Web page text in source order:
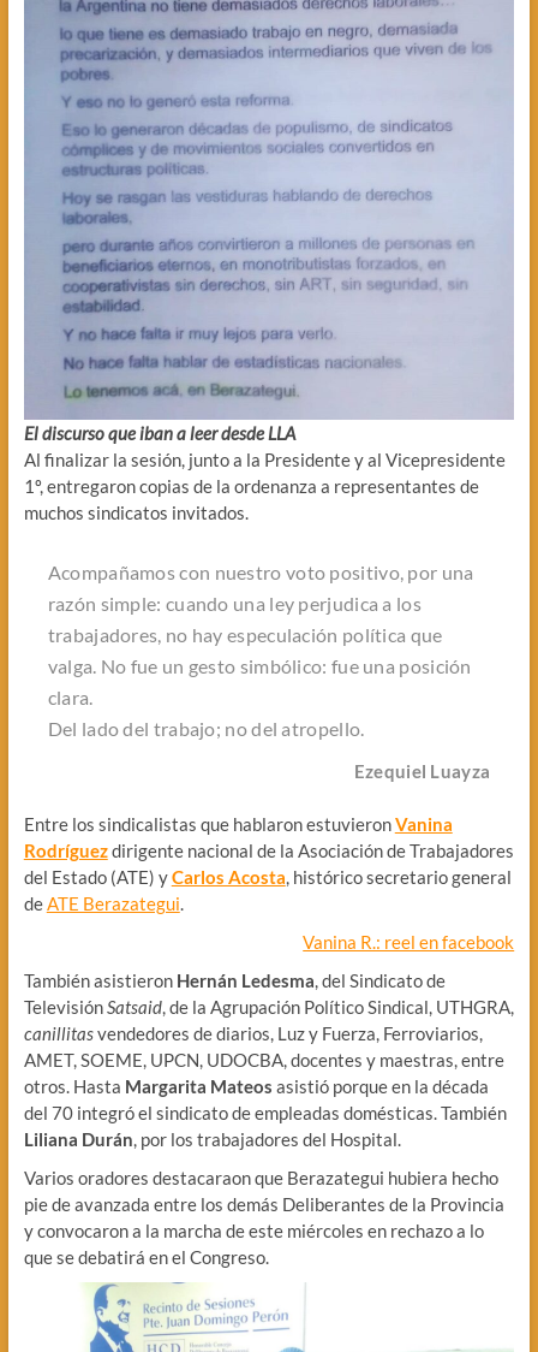
El discurso que iban a leer desde LLA
Al finalizar la sesión, junto a la Presidente y al Vicepresidente
1º, entregaron copias de la ordenanza a representantes de
muchos sindicatos invitados.
Acompañamos con nuestro voto positivo, por una
razón simple: cuando una ley perjudica a los
trabajadores, no hay especulación política que
valga. No fue un gesto simbólico: fue una posición
clara.
Del lado del trabajo; no del atropello.
Ezequiel Luayza
Entre los sindicalistas que hablaron estuvieronVanina
Rodríguezdirigente nacional de la Asociación de Trabajadores
del Estado (ATE) yCarlos Acosta, histórico secretario general
deATE Berazategui.
Vanina R.: reel en facebook
También asistieron Hernán Ledesma, del Sindicato de
TelevisiónSatsaid, de la Agrupación Político Sindical, UTHGRA,
canillitasvendedores de diarios, Luz y Fuerza, Ferroviarios,
AMET, SOEME, UPCN, UDOCBA, docentes y maestras, entre
otros. Hasta Margarita Mateos asistió porque en la década
del 70 integró el sindicato de empleadas domésticas. También
Liliana Durán, por los trabajadores del Hospital.
Varios oradores destacaraon que Berazategui hubiera hecho
pie de avanzada entre los demás Deliberantes de la Provincia
y convocaron a la marcha de este miércoles en rechazo a lo
que se debatirá en el Congreso.